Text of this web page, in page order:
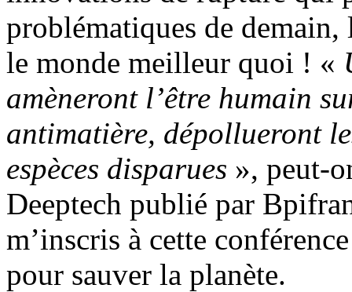
problématiques de
le monde meilleur quoi ! «
amèneront l’être humain
antimatière, dépollueront
espèces disparues », peut-
Deeptech publié par
m’inscris à cette
pour sauver la planète.